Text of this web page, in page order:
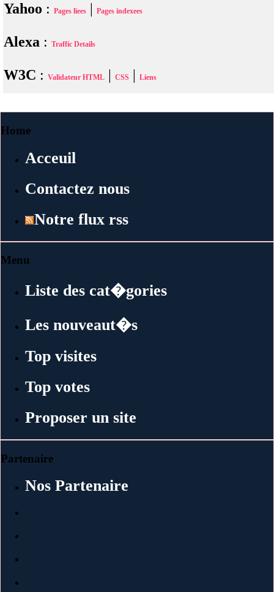
Yahoo : Pages liees Pages indexees
Alexa : Traffic Details
W3C : Validateur HTML CSS Liens
Home
Acceuil
Contactez nous
Notre flux rss
Menu
Liste des cat�gories
Les nouveaut�s
Top visites
Top votes
Proposer un site
Partenaire
Nos Partenaire